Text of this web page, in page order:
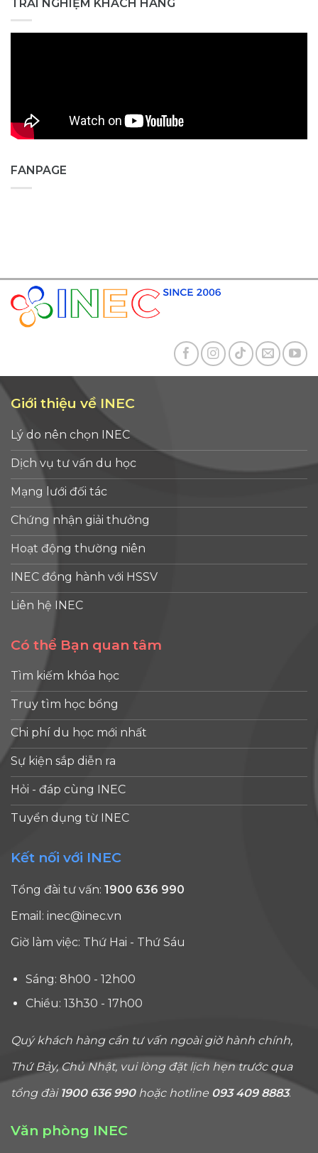
TRẢI NGHIỆM KHÁCH HÀNG
FANPAGE
Giới thiệu về INEC
Lý do nên chọn INEC
Dịch vụ tư vấn du học
Mạng lưới đối tác
Chứng nhận giải thưởng
Hoạt động thường niên
INEC đồng hành với HSSV
Liên hệ INEC
Có thể Bạn quan tâm
Tìm kiếm khóa học
Truy tìm học bổng
Chi phí du học mới nhất
Sự kiện sắp diễn ra
Hỏi - đáp cùng INEC
Tuyển dụng từ INEC
Kết nối với INEC
Tổng đài tư vấn: 1900 636 990
Email: inec@inec.vn
Giờ làm việc: Thứ Hai - Thứ Sáu
Sáng: 8h00 - 12h00
Chiều: 13h30 - 17h00
Quý khách hàng cần tư vấn ngoài giờ hành chính,
Thứ Bảy, Chủ Nhật, vui lòng đặt lịch hẹn trước qua
tổng đài 1900 636 990hoặc hotline 093 409 8883.
Văn phòng INEC